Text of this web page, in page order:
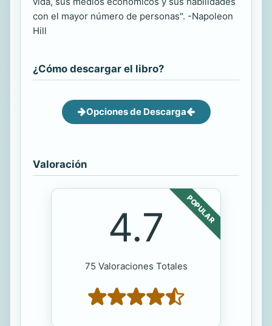
con el mayor número de personas". -Napoleon
Hill
¿Cómo descargar el libro?
Opciones de Descarga
Valoración
POPULAR
4.7
75 Valoraciones Totales